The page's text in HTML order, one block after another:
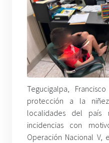
Tegucigalpa,
protección a la
localidades del país
incidencias con
Operación Nacional